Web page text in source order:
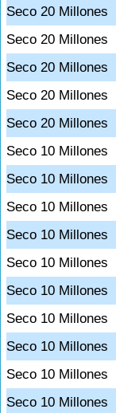
Seco 20 Millones
Seco 20 Millones
Seco 20 Millones
Seco 20 Millones
Seco 20 Millones
Seco 10 Millones
Seco 10 Millones
Seco 10 Millones
Seco 10 Millones
Seco 10 Millones
Seco 10 Millones
Seco 10 Millones
Seco 10 Millones
Seco 10 Millones
Seco 10 Millones